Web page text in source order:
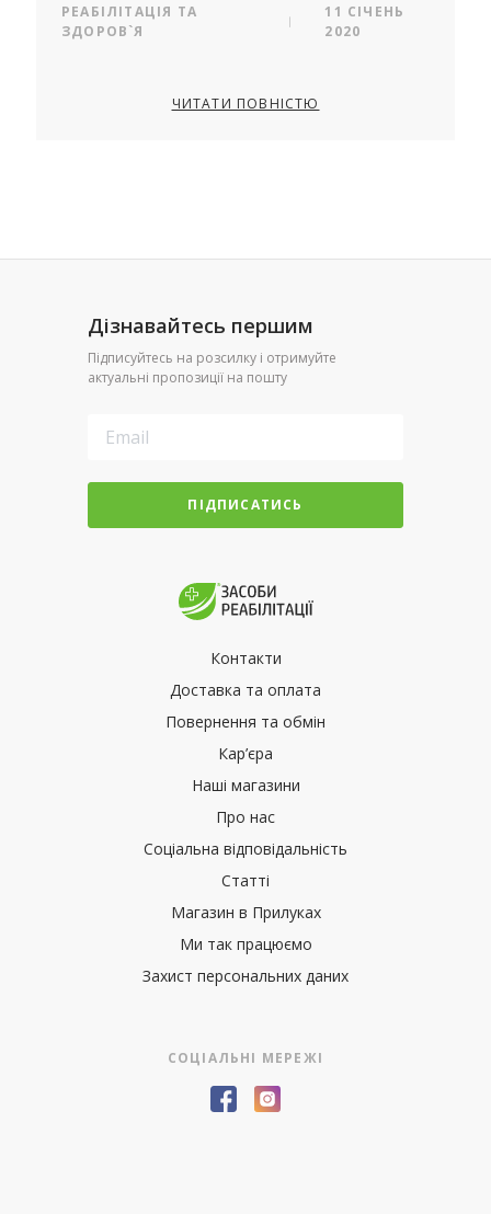
РЕАБІЛІТАЦІЯ ТА
ЗДОРОВ`Я
11 СІЧЕНЬ
2020
ЧИТАТИ ПОВНІСТЮ
Дізнавайтесь першим
Підписуйтесь на розсилку і отримуйте
актуальні пропозиції на пошту
ПІДПИСАТИСЬ
Контакти
Доставка та оплата
Повернення та обмін
Кар’єра
Наші магазини
Про нас
Соціальна відповідальність
Статті
Магазин в Прилуках
Ми так працюємо
Захист персональних даних
СОЦІАЛЬНІ МЕРЕЖІ